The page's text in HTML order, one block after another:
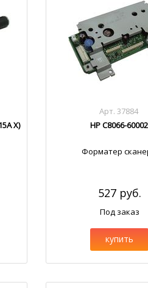
X)
Арт. 37884
HP C8066-60002
Форматер
527 руб.
Под заказ
купить